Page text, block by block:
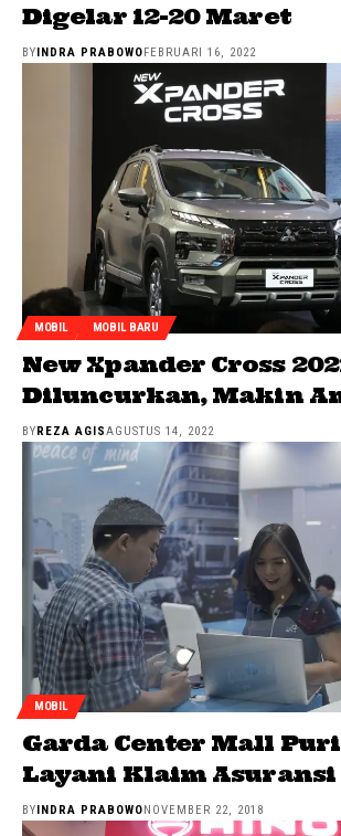
Digelar 12-20 Maret
BYINDRA PRABOWOFEBRUARI 16, 2022
MOBIL MOBIL BARU
New Xpander Cross
Diluncurkan, Makin
BYREZA AGISAGUSTUS 14, 2022
MOBIL
Garda Center Mall
Layani Klaim
BYINDRA PRABOWONOVEMBER 22, 2018